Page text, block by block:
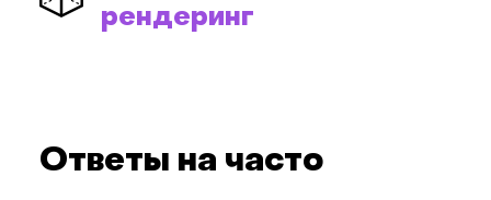
рендеринг
Ответы на часто